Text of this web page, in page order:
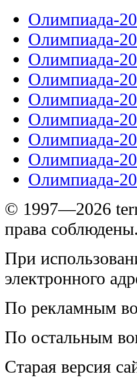
Олимпиада-
Олимпиада-
Олимпиада-
Олимпиада-
Олимпиада-
Олимпиада-
Олимпиада-
Олимпиада-
Олимпиада-
© 1997—2026
права соблюдены.
При
электронного
По рекламным
По остальным
Старая версия